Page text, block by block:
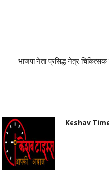
भाजपा नेता प्रसिद्ध नेत्र
Keshav
हत्या